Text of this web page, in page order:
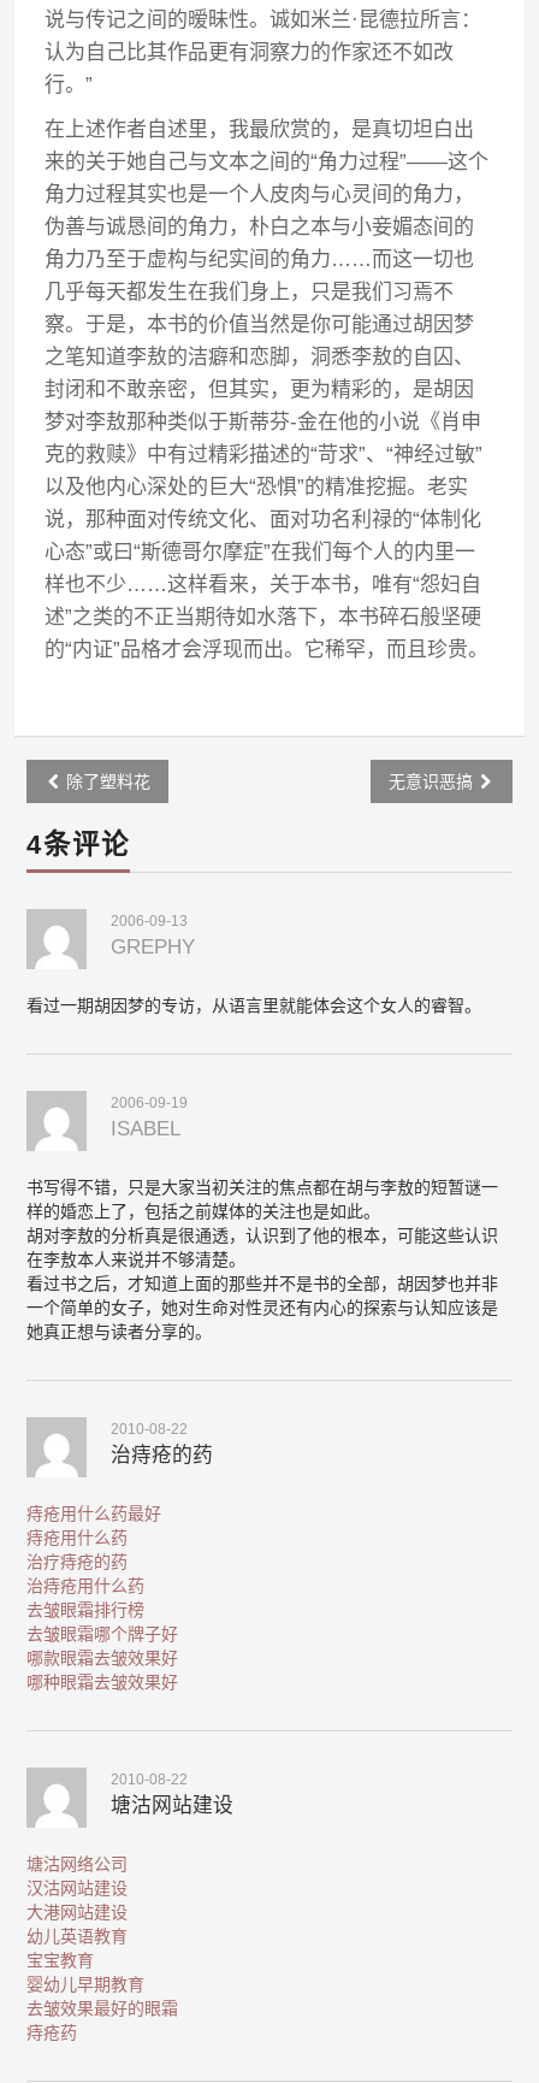
说与传记之间的暧昧性。诚如米兰·昆德拉所言：
认为自己比其作品更有洞察力的作家还不如改
行。”
在上述作者自述里，我最欣赏的，是真切坦白出
来的关于她自己与文本之间的“角力过程”——这个
角力过程其实也是一个人皮肉与心灵间的角力，
伪善与诚恳间的角力，朴白之本与小妾媚态间的
角力乃至于虚构与纪实间的角力……而这一切也
几乎每天都发生在我们身上，只是我们习焉不
察。于是，本书的价值当然是你可能通过胡因梦
之笔知道李敖的洁癖和恋脚，洞悉李敖的自囚、
封闭和不敢亲密，但其实，更为精彩的，是胡因
梦对李敖那种类似于斯蒂芬-金在他的小说《肖申
克的救赎》中有过精彩描述的“苛求”、“神经过敏”
以及他内心深处的巨大“恐惧”的精准挖掘。老实
说，那种面对传统文化、面对功名利禄的“体制化
心态”或曰“斯德哥尔摩症”在我们每个人的内里一
样也不少……这样看来，关于本书，唯有“怨妇自
述”之类的不正当期待如水落下，本书碎石般坚硬
的“内证”品格才会浮现而出。它稀罕，而且珍贵。
Post
navigation
除了塑料花 无意识恶搞
4条评论
2006-09-13
GREPHY
看过一期胡因梦的专访，从语言里就能体会这个女人的睿智。
2006-09-19
ISABEL
书写得不错，只是大家当初关注的焦点都在胡与李敖的短暂谜一
样的婚恋上了，包括之前媒体的关注也是如此。
胡对李敖的分析真是很通透，认识到了他的根本，可能这些认识
在李敖本人来说并不够清楚。
看过书之后，才知道上面的那些并不是书的全部，胡因梦也并非
一个简单的女子，她对生命对性灵还有内心的探索与认知应该是
她真正想与读者分享的。
2010-08-22
治痔疮的药
痔疮用什么药最好
痔疮用什么药
治疗痔疮的药
治痔疮用什么药
去皱眼霜排行榜
去皱眼霜哪个牌子好
哪款眼霜去皱效果好
哪种眼霜去皱效果好
2010-08-22
塘沽网站建设
塘沽网络公司
汉沽网站建设
大港网站建设
幼儿英语教育
宝宝教育
婴幼儿早期教育
去皱效果最好的眼霜
痔疮药